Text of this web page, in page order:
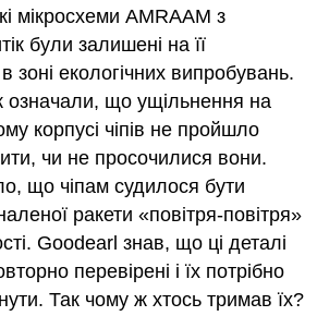
мікросхеми AMRAAM з
були залишені на її
зоні екологічних випробувань.
означали, що ущільнення на
корпусі чіпів не пройшло
чи не просочилися вони.
що чіпам судилося бути
ракети «повітря-повітря»
Goodearl знав, що ці деталі
перевірені і їх потрібно
Так чому ж хтось тримав їх?